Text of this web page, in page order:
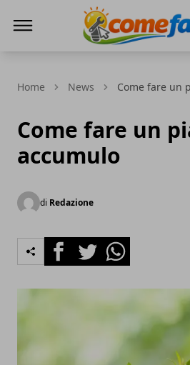
Home News Come fare un
Come fare un
accumulo
di Redazione
FacebookTwitterWhatsapp